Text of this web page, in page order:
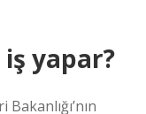
iş yapar?